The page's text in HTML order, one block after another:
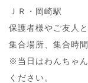
ＪＲ・岡崎駅
保護者様やご友人
集合場所、集合時
※当日はわんちゃ
ください。